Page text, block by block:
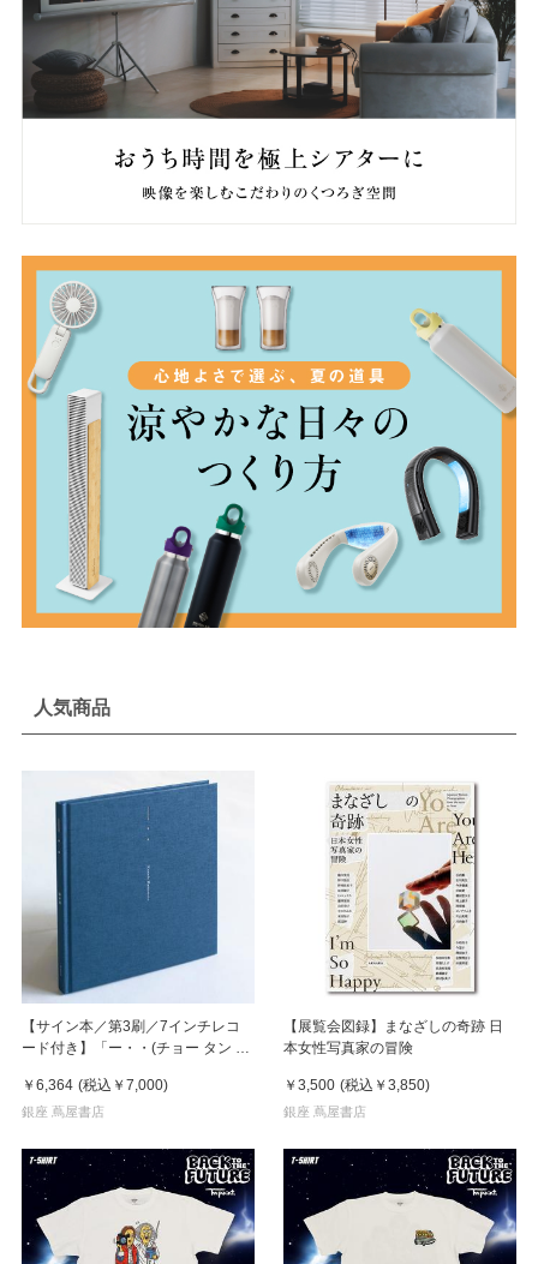
人気商品
【サイン本／第3刷／7インチレコ
ード付き】「ー・・(チョー タン タ
￥6,364 (税込 ￥7,000)
銀座 蔦屋書店
【展覧会図録】まなざしの奇跡 日
本女性写真家の冒険
￥3,500 (税込 ￥3,850)
銀座 蔦屋書店